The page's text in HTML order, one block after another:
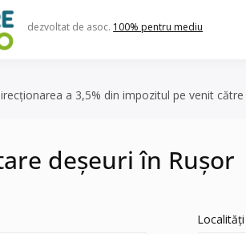
dezvoltat de asoc. 100% pentru mediu
a 3,5% din impozitul pe venit către
deșeuri în Rușor
Localități